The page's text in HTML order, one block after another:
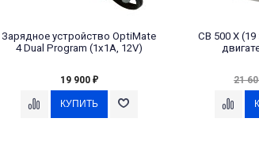
Зарядное устройство OptiMate
4 Dual Program (1x1A, 12V)
19 900 ₽
CB 500 X
21